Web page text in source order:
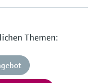
Themen: